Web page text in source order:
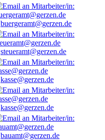
buergeramt@gerzen.de
steueramt@gerzen.de
kasse@gerzen.de
kasse@gerzen.de
bauamt@gerzen.de